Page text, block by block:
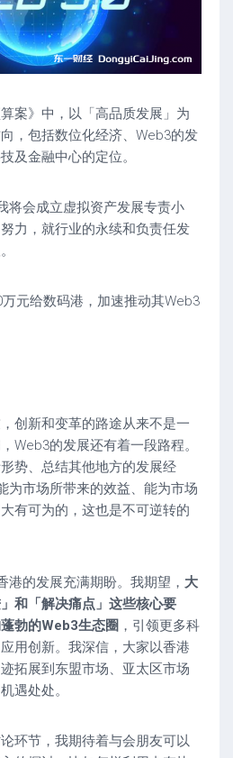
案》中，以「高品质发展」为
，包括数位化经济、Web3的发
及金融中心的定位。
将会成立虚拟资产发展专责小
力，就行业的永续和负责任发
元给数码港，加速推动其Web3
创新和变革的路途从来不是一
Web3的发展还有着一段路程。
势、总结其他地方的发展经
为市场所带来的效益、能为市场
有可为的，这也是不可逆转的
港的发展充满期盼。我期望， 大
和「解决痛点」这些核心要
勃的Web3生态圈 ，引领更多科
用创新。我深信，大家以香港
拓展到东盟市场、亚太区市场
遇处处。
环节，我期待着与会朋友可以